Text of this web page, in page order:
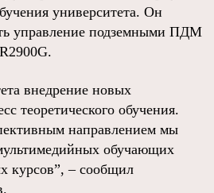
университета. Он
управление подземными ПДМ
внедрение новых
теоретического обучения.
направлением мы
обучающих
курсов”, – сообщил